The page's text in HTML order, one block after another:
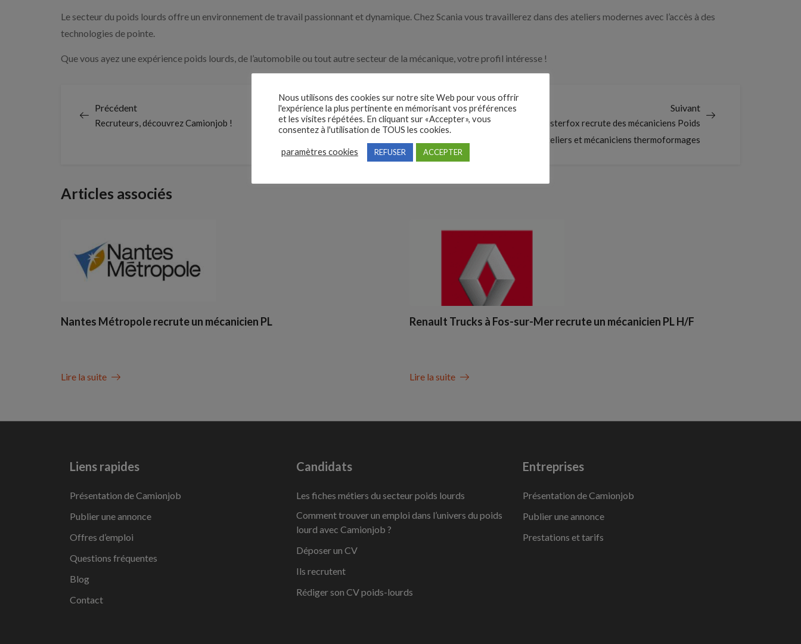
Le secteur du poids lourds offre un environnement de travail passionnant et dynamique. Chez Scania vous travaillerez dans des ateliers modernes avec l’accès à des
technologies de pointe.
Que vous ayez une expérience poids lourds, de l’automobile ou tout autre secteur de la mécanique, votre profil intéresse !
Précédent
Recruteurs, découvrez Camionjob !
Suivant
Le cabinet Hollisterfox recrute des mécaniciens Poids
Lourds, chefs d’ateliers et mécaniciens thermoformages
Articles associés
Nantes Métropole recrute un mécanicien PL
Lire la suite
Renault Trucks à Fos-sur-Mer recrute un mécanicien PL H/F
Lire la suite
Liens rapides
Présentation de Camionjob
Publier une annonce
Offres d’emploi
Questions fréquentes
Blog
Contact
Candidats
Les fiches métiers du secteur poids lourds
Comment trouver un emploi dans l’univers du poids
lourd avec Camionjob ?
Déposer un CV
Ils recrutent
Rédiger son CV poids-lourds
Entreprises
Présentation de Camionjob
Publier une annonce
Prestations et tarifs
Nous utilisons des cookies sur notre site Web pour vous offrir
l'expérience la plus pertinente en mémorisant vos préférences
et les visites répétées. En cliquant sur «Accepter», vous
consentez à l'utilisation de TOUS les cookies.
paramètres cookies REFUSER ACCEPTER